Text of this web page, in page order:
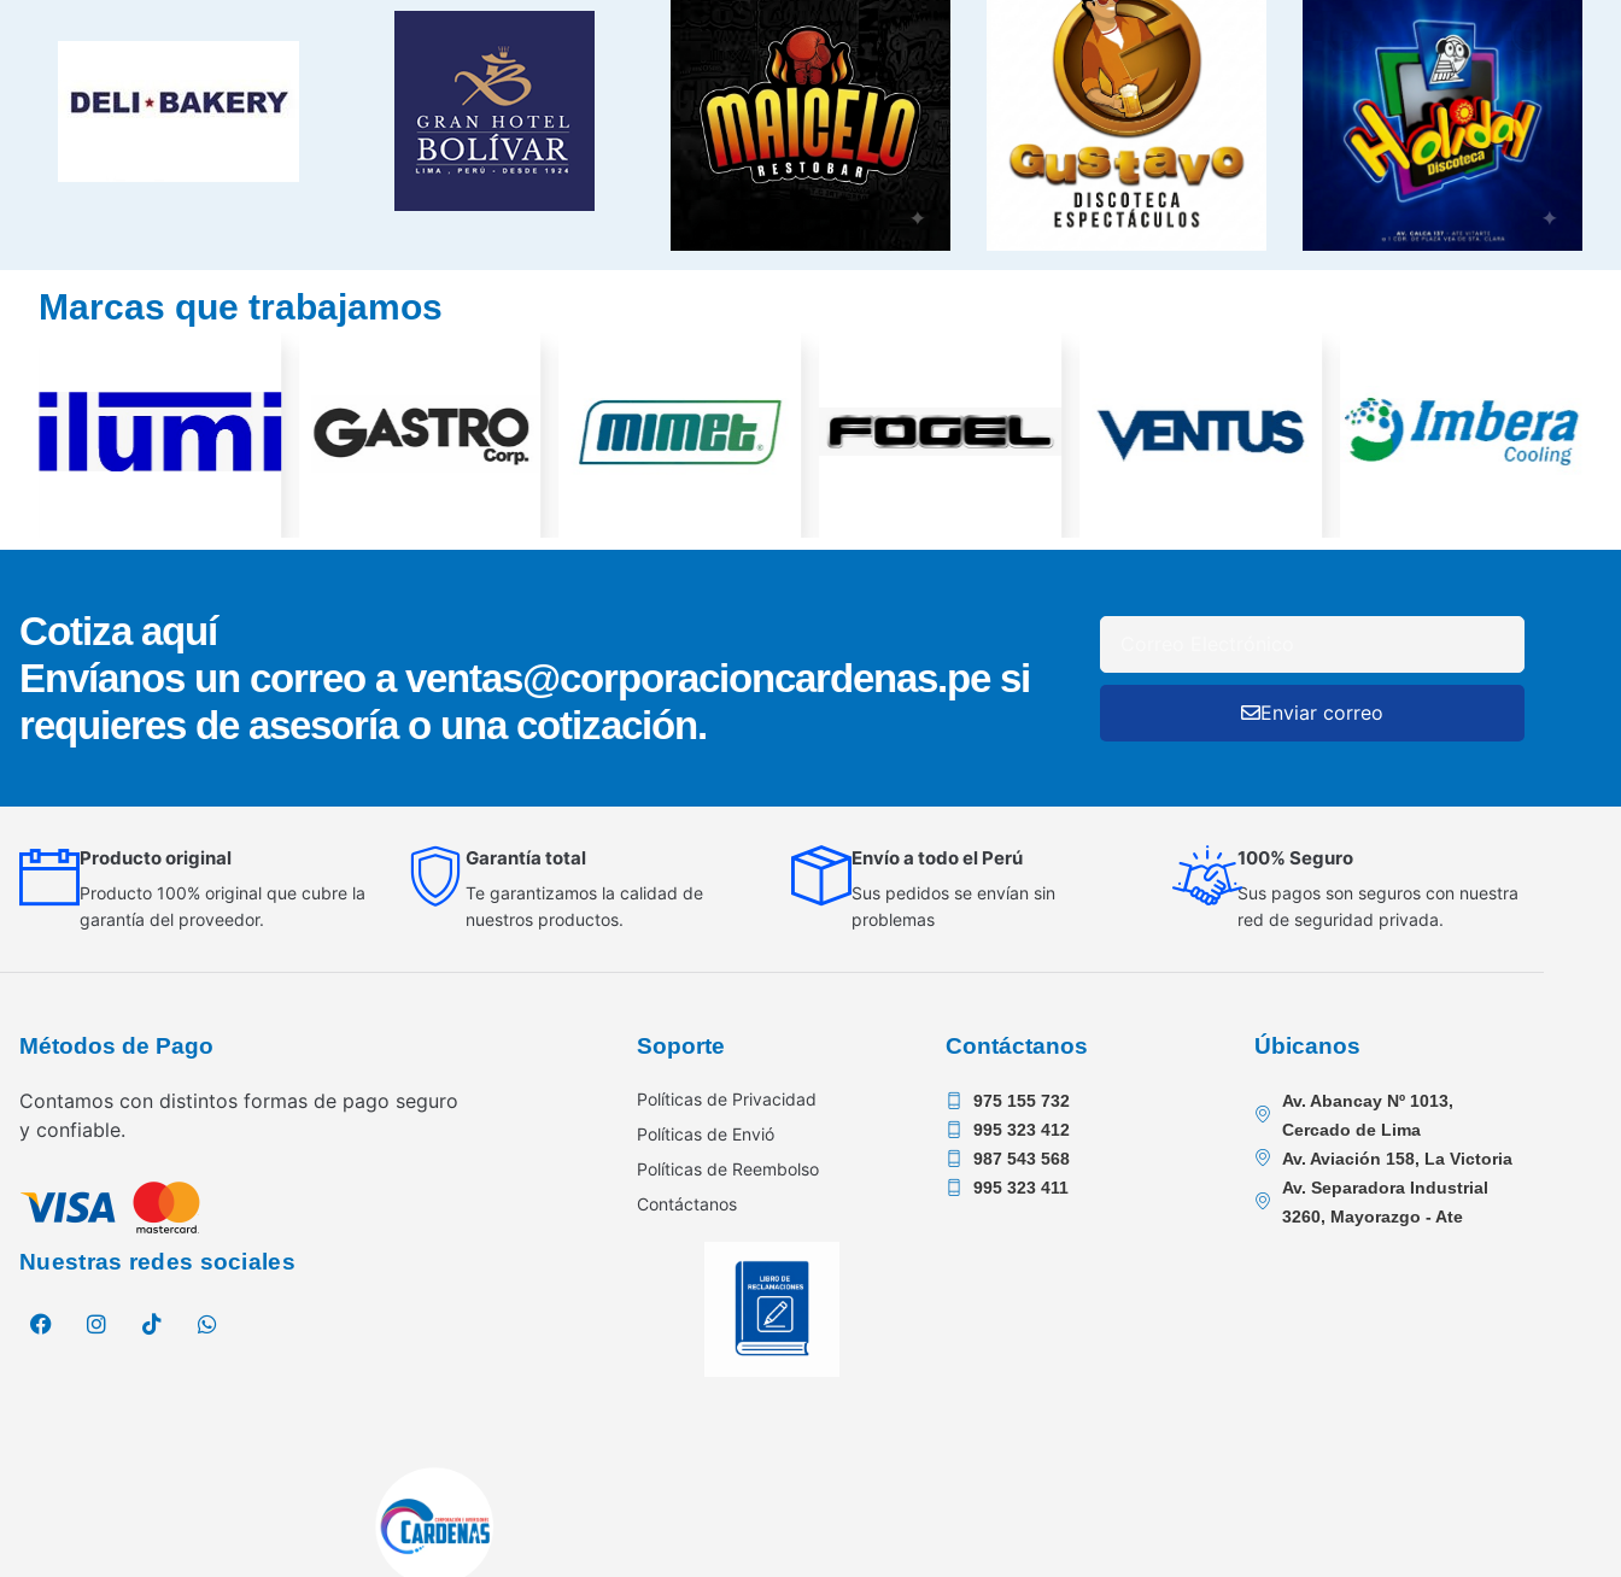
Marcas que trabajamos
Cotiza aquí
Envíanos un correo a ventas@corporacioncardenas.pe si
requieres de asesoría o una cotización.
Enviar correo
Producto original
Producto 100% original que cubre la
garantía del proveedor.
Garantía total
Te garantizamos la calidad de
nuestros productos.
Envío a todo el Perú
Sus pedidos se envían sin
problemas
100% Seguro
Sus pagos son seguros con nuestra
red de seguridad privada.
Métodos de Pago
Contamos con distintos formas de pago seguro
y confiable.
Nuestras redes sociales
Soporte
Políticas de Privacidad
Políticas de Envió
Políticas de Reembolso
Contáctanos
Contáctanos
975 155 732
995 323 412
987 543 568
995 323 411
Úbicanos
Av. Abancay Nº 1013,
Cercado de Lima
Av. Aviación 158, La Victoria
Av. Separadora Industrial
3260, Mayorazgo - Ate